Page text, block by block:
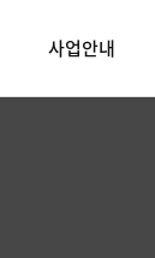
사업안내